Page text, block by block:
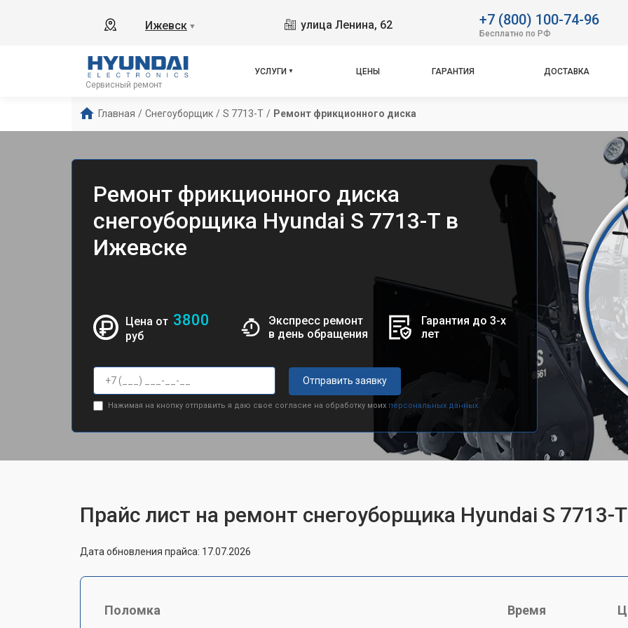
Ижевск ▼ улица Ленина, 62 +7 (800) 100-74-96
Бесплатно по РФ
Сервисный ремонт
УСЛУГИ ЦЕНЫ ГАРАНТИЯ ДОСТАВКА
Главная / Снегоуборщик / S 7713-T / Ремонт фрикционного диска
Ремонт фрикционного диска
снегоуборщика Hyundai S 7713-T в
Ижевске
Цена от 3800
руб
Экспресс ремонт
в день обращения
Гарантия до 3-х
лет
Отправить заявку
Нажимая на кнопку отправить я даю свое согласие на обработку моих персональных данных.
Прайс лист на ремонт снегоуборщика Hyundai S 7713-T
Дата обновления прайса: 17.07.2026
Поломка Время